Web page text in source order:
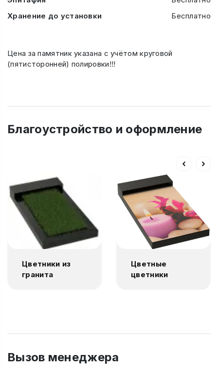
Хранение до установки
Бесплатно
Цена за памятник указана с учётом круговой
(пятисторонней) полировки!!!
Благоустройство и оформление
Цветники из
гранита
Цветные
цветники
Вызов менеджера